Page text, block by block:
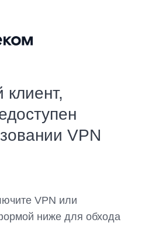
VPN
VPN или
ниже для обхода